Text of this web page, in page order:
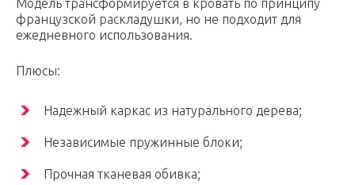
Модель трансформируется в кровать по принципу
французской раскладушки, но не подходит для
ежедневного использования.
Плюсы:
Надежный каркас из натурального дерева;
Независимые пружинные блоки;
Прочная тканевая обивка;